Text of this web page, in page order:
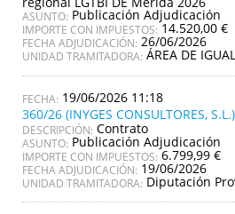
ASUNTO: Publicación Adjudicación
IMPORTE CON IMPUESTOS: 14.520,00 €
FECHA ADJUDICACIÓN: 26/06/2026
UNIDAD TRAMITADORA: ÁREA DE
19/06/2026 11:18
360/26 (INYGES CONSULTORES, S.L.)
DESCRIPCIÓN: Contrato
ASUNTO: Publicación Adjudicación
IMPORTE CON IMPUESTOS: 6.799,99 €
FECHA ADJUDICACIÓN: 19/06/2026
UNIDAD TRAMITADORA: Diputación